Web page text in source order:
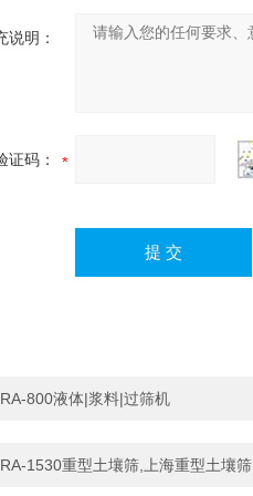
说明：
证码：
RA-800液体|浆料|过筛机
RA-1530重型土壤筛,上海重型土壤筛